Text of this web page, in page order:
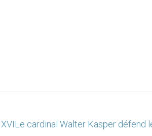
Le cardinal Walter Kasper défend